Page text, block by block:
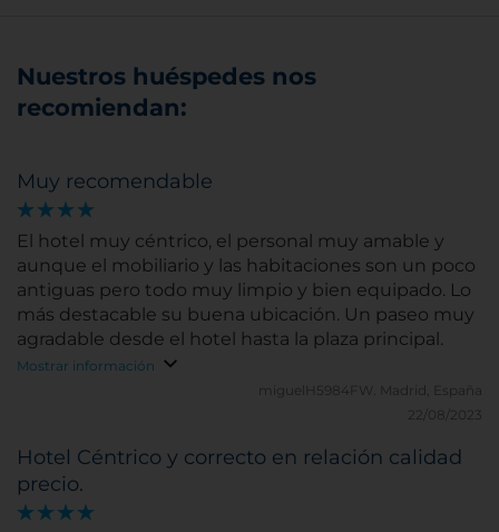
Nuestros huéspedes nos
recomiendan:
Muy recomendable
El hotel muy céntrico, el personal muy amable y
aunque el mobiliario y las habitaciones son un poco
antiguas pero todo muy limpio y bien equipado. Lo
más destacable su buena ubicación. Un paseo muy
agradable desde el hotel hasta la plaza principal.
Mostrar información
miguelH5984FW.
Madrid, España
22/08/2023
Hotel Céntrico y correcto en relación calidad
precio.